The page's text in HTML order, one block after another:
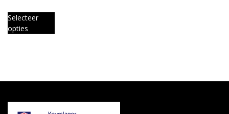
Selecteer
opties